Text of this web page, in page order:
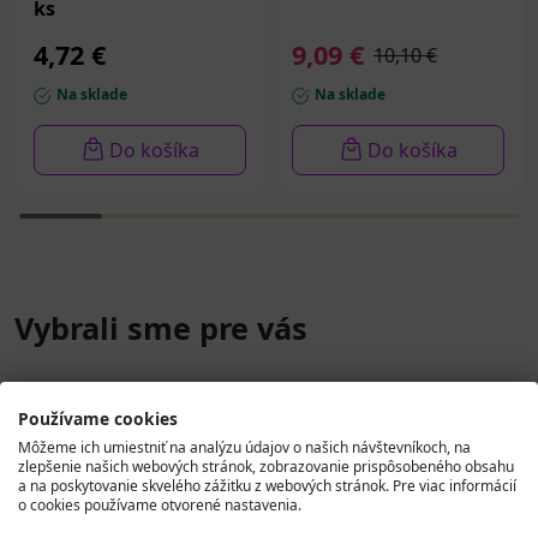
ks
4,72 €
Na sklade
Do košíka
9,09 € 10,10 €
Na sklade
Do košíka
Vybrali sme pre vás
Používame cookies
Môžeme ich umiestniť na analýzu údajov o našich návštevníkoch, na
zlepšenie našich webových stránok, zobrazovanie prispôsobeného obsahu
a na poskytovanie skvelého zážitku z webových stránok. Pre viac informácií
o cookies používame otvorené nastavenia.